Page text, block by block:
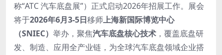
称“ATC 汽车底盘展”）正式启动2026年招展工作。展会
将于2026年6月3-5日移师上海新国际博览中心
（SNIEC） 举办，聚焦汽车底盘核心技术 ，覆盖底盘研
发、制造、应用全产业链，为全球汽车底盘领域企业搭